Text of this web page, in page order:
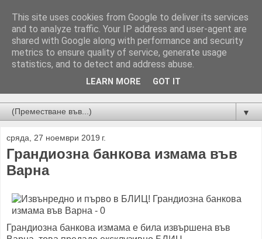
Новини от Бургас, страната и света!
▼
сряда, 27 ноември 2019 г.
Грандиозна банкова измама във
Варна
Грандиозна банкова измама е била извършена във
This site uses cookies from Google to deliver its services
and to analyze traffic. Your IP address and user-agent are
shared with Google along with performance and security
metrics to ensure quality of service, generate usage
statistics, and to detect and address abuse.
LEARN MORE GOT IT